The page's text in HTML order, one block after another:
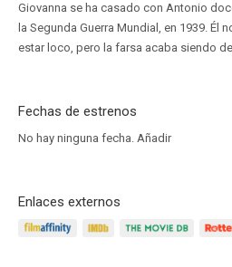
Giovanna se ha casado con Antonio
la Segunda Guerra Mundial, en 1939. Él
estar loco, pero la farsa acaba siendo
Fechas de estrenos
No hay ninguna fecha. Añadir
Enlaces externos